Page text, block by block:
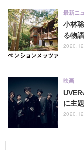
小林
る物
最新ニ
に主
映画